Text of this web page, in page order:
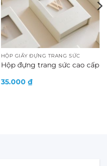
HỘP GIẤY ĐỰNG TRANG SỨC
Hộp đựng trang sức cao cấp
35.000 ₫